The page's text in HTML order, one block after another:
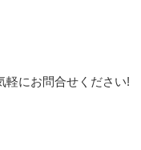
にお問合せください!